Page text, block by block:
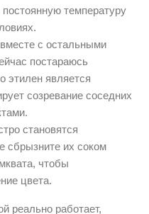
температуру
с остальными
постараюсь
этилен является
созревание соседних
становятся
сбрызните их соком
чтобы
цвета.
реально работает,